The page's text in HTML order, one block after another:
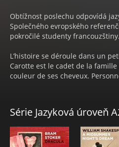
Obtížnost poslechu odpovídá
Společného evropského
pokročilé studenty francouzštiny.
L’histoire se déroule dans un
Carotte est le cadet de la
couleur de ses cheveux.
le monde l’ignore, sauf son
Poil de Carotte - audiokniha
je Jules Renard, namluvený ve
mluvčím.
Série Jazyková úroveň